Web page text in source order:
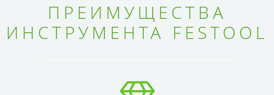
ПРЕИМУЩЕСТВА
ИНСТРУМЕНТА FESTOOL